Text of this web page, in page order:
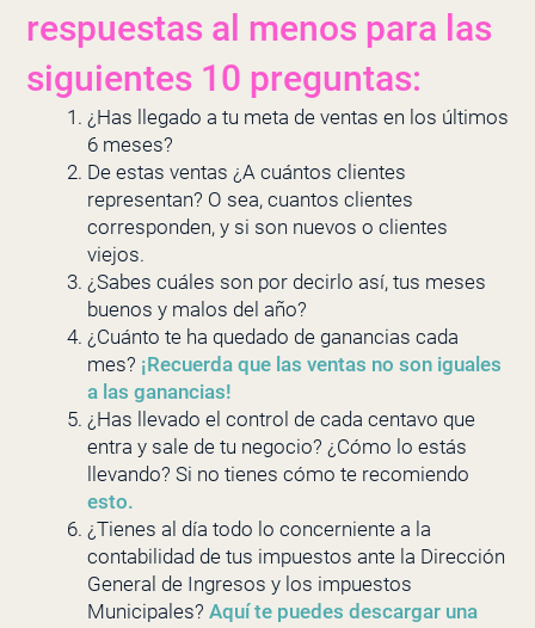
respuestas al menos para las
siguientes 10 preguntas:
¿Has llegado a tu meta de ventas en los últimos
6 meses?
De estas ventas ¿A cuántos clientes
representan? O sea, cuantos clientes
corresponden, y si son nuevos o clientes
viejos.
¿Sabes cuáles son por decirlo así, tus meses
buenos y malos del año?
¿Cuánto te ha quedado de ganancias cada
mes? ¡Recuerda que las ventas no son iguales
a las ganancias!
¿Has llevado el control de cada centavo que
entra y sale de tu negocio? ¿Cómo lo estás
llevando? Si no tienes cómo te recomiendo
esto.
¿Tienes al día todo lo concerniente a la
contabilidad de tus impuestos ante la Dirección
General de Ingresos y los impuestos
Municipales? Aquí te puedes descargar una